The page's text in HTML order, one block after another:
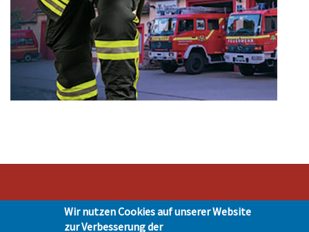
Stadt Hohen Neuendorf • Oranienburger Str. 2 • 16540 Hohen Neuendorf •
Wir nutzen Cookies auf unserer Website
zur Verbesserung der